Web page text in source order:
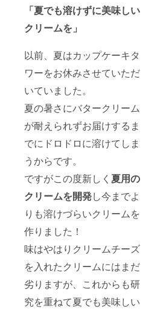
「夏でも溶けずに美味しい
クリームを」
以前、夏はカップケーキタ
ワーをお休みさせていただ
いていました。
夏の暑さにバタークリーム
が耐えられずお届けするま
でにドロドロに溶けてしま
うからです。
ですがこの度新しく 夏用の
クリームを開発し今までよ
りも溶けづらいクリームを
作りました！
味はやはりクリームチーズ
を入れたクリームにはまだ
劣りますが、これからも研
究を重ねて夏でも美味しい